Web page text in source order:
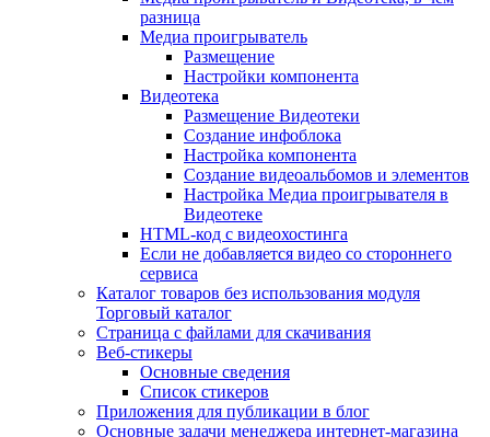
разница
Медиа проигрыватель
Размещение
Настройки компонента
Видеотека
Размещение Видеотеки
Создание инфоблока
Настройка компонента
Создание видеоальбомов и элементов
Настройка Медиа проигрывателя в
Видеотеке
HTML-код с видеохостинга
Если не добавляется видео со стороннего
сервиса
Каталог товаров без использования модуля
Торговый каталог
Страница с файлами для скачивания
Веб-стикеры
Основные сведения
Список стикеров
Приложения для публикации в блог
Основные задачи менеджера интернет-магазина